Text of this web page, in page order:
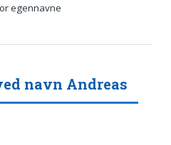
egennavne
navn Andreas